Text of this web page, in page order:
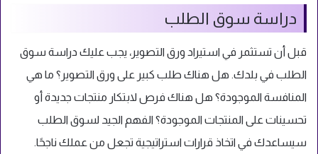
دراسة سوق الطلب
قبل أن تستثمر في استيراد ورق التصوير، يجب عليك دراسة سوق
الطلب في بلدك. هل هناك طلب كبير على ورق التصوير؟ ما هي
المنافسة الموجودة؟ هل هناك فرص لابتكار منتجات جديدة أو
تحسينات على المنتجات الموجودة؟ الفهم الجيد لسوق الطلب
سيساعدك في اتخاذ قرارات استراتيجية تجعل من عملك ناجحًا.